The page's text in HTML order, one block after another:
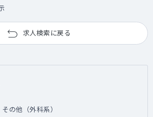
求人検索に戻る
その他（外科系）